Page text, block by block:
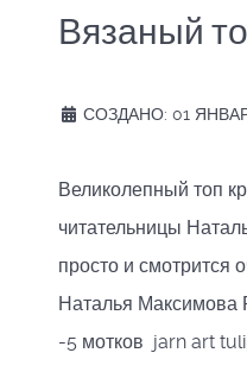
Вязаный
СОЗДАНО: 01
Великолепный топ
читательницы
просто и смотрится
Наталья Максимова
-5 мотков jarn art